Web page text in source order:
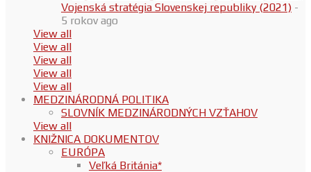
Vojenská stratégia Slovenskej republiky (2021) -
5 rokov ago
View all
View all
View all
View all
View all
MEDZINÁRODNÁ POLITIKA
SLOVNÍK MEDZINÁRODNÝCH VZŤAHOV
View all
KNIŽNICA DOKUMENTOV
EURÓPA
Veľká Británia*